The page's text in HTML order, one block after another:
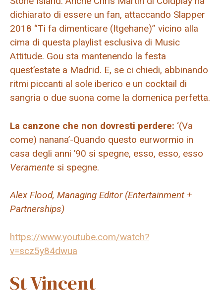
dichiarato di essere un fan, attaccando Slapper
2018 “Ti fa dimenticare (Itgehane)” vicino alla
cima di questa playlist esclusiva di Music
Attitude. Gou sta mantenendo la festa
quest’estate a Madrid. E, se ci chiedi, abbinando
ritmi piccanti al sole iberico e un cocktail di
sangria o due suona come la domenica perfetta.
La canzone che non dovresti perdere: ‘(Va
come) nanana’-Quando questo eurwormio in
casa degli anni ’90 si spegne, esso, esso, esso
Veramente si spegne.
Alex Flood, Managing Editor (Entertainment +
Partnerships)
https://www.youtube.com/watch?
v=scz5y84dwua
St Vincent